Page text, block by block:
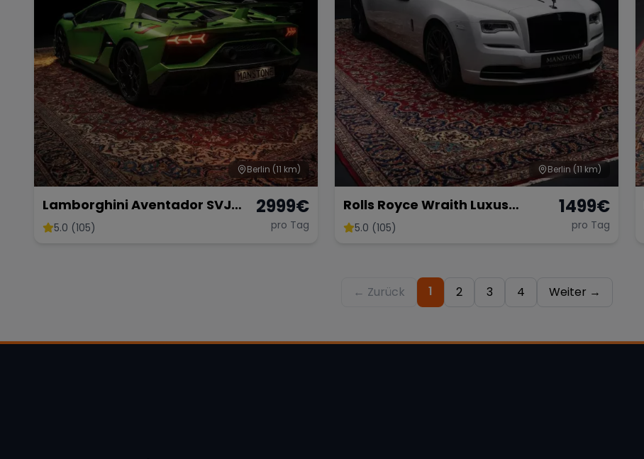
Berlin (11 km)
Lamborghini Aventador SVJ
Coupé 01 di 900 Mieten
5.0 (105)
2999€
pro Tag
Berlin (11 km)
Rolls Royce Wraith Luxus
Limousine mieten Hochzeit Rolls
5.0 (105)
1499€
pro Tag
← Zurück 1 2 3 4 Weiter →